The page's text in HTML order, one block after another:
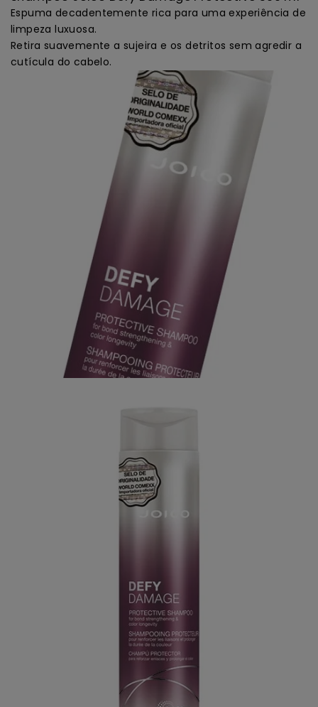
Espuma decadentemente rica para uma experiência de
limpeza luxuosa.
Retira suavemente a sujeira e os detritos sem agredir a
cutícula do cabelo.